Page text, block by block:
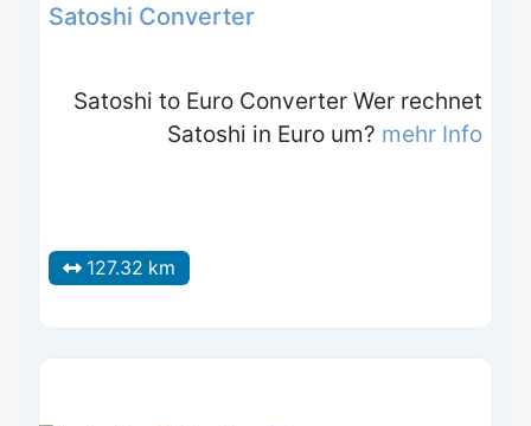
Satoshi Converter
Satoshi to Euro Converter Wer rechnet
Satoshi in Euro um? mehr Info
127.32 km